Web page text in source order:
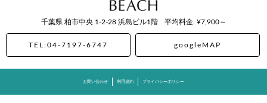
千葉県 柏市中央 1-2-28 浜島ビル1階 平均料金: ¥7,900～
TEL:04-7197-6747 googleMAP
お問い合わせ 利用規約 プライバシーポリシー